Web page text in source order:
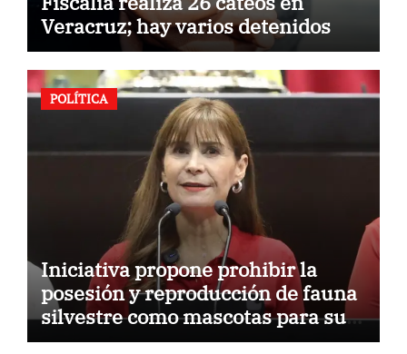
Veracruz; hay varios detenidos
POLÍTICA
Iniciativa propone prohibir la
posesión y reproducción de fauna
silvestre como mascotas para su
comercialización